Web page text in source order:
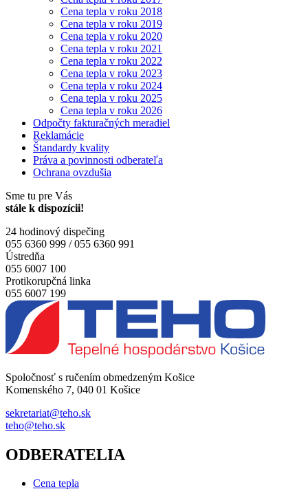
Cena tepla v roku 2018
Cena tepla v roku 2019
Cena tepla v roku 2020
Cena tepla v roku 2021
Cena tepla v roku 2022
Cena tepla v roku 2023
Cena tepla v roku 2024
Cena tepla v roku 2025
Cena tepla v roku 2026
Odpočty fakturačných meradiel
Reklamácie
Štandardy kvality
Práva a povinnosti odberateľa
Ochrana ovzdušia
Sme tu pre Vás
stále k dispozícii!
24 hodinový dispečing
055 6360 999 / 055 6360 991
Ústredňa
055 6007 100
Protikorupčná linka
055 6007 199
Spoločnosť s ručením obmedzeným Košice
Komenského 7, 040 01 Košice
sekretariat@teho.sk
teho@teho.sk
ODBERATELIA
Cena tepla